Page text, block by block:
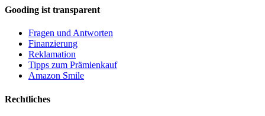
Gooding ist transparent
Fragen und Antworten
Finanzierung
Reklamation
Tipps zum Prämienkauf
Amazon Smile
Rechtliches